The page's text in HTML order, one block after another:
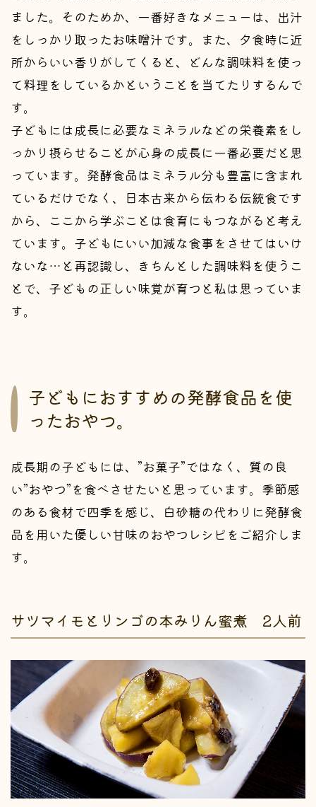
ました。そのためか、一番好きなメニューは、出汁
をしっかり取ったお味噌汁です。また、夕食時に近
所からいい香りがしてくると、どんな調味料を使っ
て料理をしているかということを当てたりするんで
す。
子どもには成長に必要なミネラルなどの栄養素をし
っかり摂らせることが心身の成長に一番必要だと思
っています。発酵食品はミネラル分も豊富に含まれ
ているだけでなく、日本古来から伝わる伝統食です
から、ここから学ぶことは食育にもつながると考え
ています。子どもにいい加減な食事をさせてはいけ
ないな…と再認識し、きちんとした調味料を使うこ
とで、子どもの正しい味覚が育つと私は思っていま
す。
子どもにおすすめの発酵食品を使
ったおやつ。
成長期の子どもには、”お菓子”ではなく、質の良
い”おやつ”を食べさせたいと思っています。季節感
のある食材で四季を感じ、白砂糖の代わりに発酵食
品を用いた優しい甘味のおやつレシピをご紹介しま
す。
サツマイモとリンゴの本みりん蜜煮 2人前